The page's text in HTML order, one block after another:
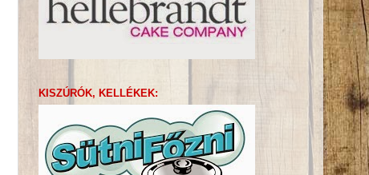
KISZÚRÓK, KELLÉKEK: